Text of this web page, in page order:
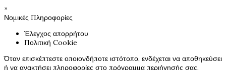
×
Νομικές Πληροφορίες
Έλεγχος απορρήτου
Πολιτική Cookie
Όταν επισκέπτεστε οποιονδήποτε ιστότοπο, ενδέχεται να αποθηκεύσει
ή να ανακτήσει πληροφορίες στο πρόγραμμα περιήγησής σας,